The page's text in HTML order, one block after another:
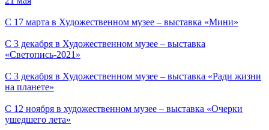
С 17 марта в Художественном музее – выставка «Мини»
С 3 декабря в Художественном музее – выставка
«Светопись-2021»
С 3 декабря в Художественном музее – выставка «Ради жизни
на планете»
С 12 ноября в художественном музее – выставка «Очерки
ушедшего лета»